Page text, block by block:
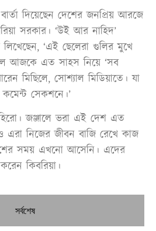
দিয়েছেন দেশের জনপ্রিয় আরজে
সরকার। ‘উই আর নাহিদ’
লিখেছেন, ‘এই ছেলেরা গুলির মুখে
আজকে এত সাহস নিয়ে ‘সব
মিছিলে, সোশ্যাল মিডিয়াতে। যা
সেকশনে।’
জঞ্জালে ভরা এই দেশ এত
এরা নিজের জীবন বাজি রেখে কাজ
সময় এখনো আসেনি। এদের
কিবরিয়া।
সর্বশেষ